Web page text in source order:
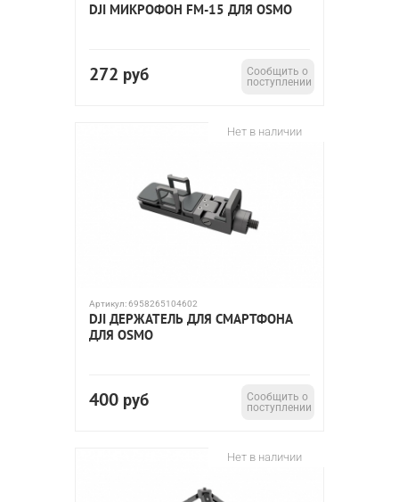
DJI МИКРОФОН FM-15 ДЛЯ OSMO
272 руб
Сообщить о
поступлении
Нет в наличии
Артикул:6958265104602
DJI ДЕРЖАТЕЛЬ ДЛЯ СМАРТФОНА
ДЛЯ OSMO
400 руб
Сообщить о
поступлении
Нет в наличии